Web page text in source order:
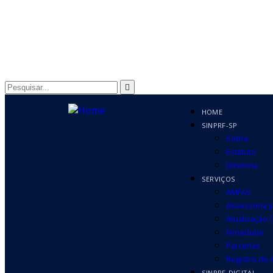
HOME
SINPRF-SP
Sobre
Estatuto
Diretoria
SERVIÇOS
AMFAS
Assessoria
Atualização
Fenaclube
Parcerias
Registro de